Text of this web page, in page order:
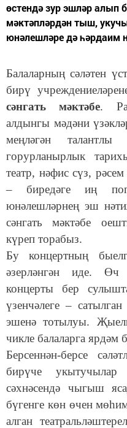
өстендә зур эшләр алып
мәктәпләрдән тыш,
юнәлешләре дә һәрдаим
Балаларның сәләтен
бирү
сәнгать мәктәбе.
алдынгы мәдәни
меңләгән
горурланырлык
театр, нәфис сүз,
– биредәге иң
юнәлешләрнең эш
сәнгать мәктәбе
күреп торабыз.
Бу концертның
әзерләнгән иде. Өч
концерты бер
үзенчәлеге –
эшенә тотылуы.
чикле балаларга
Берсеннән-берсе
бирүче
сәхнәсендә чыгыш
бүгенге көн өчен
алган